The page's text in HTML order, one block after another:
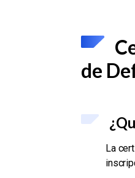
de
La